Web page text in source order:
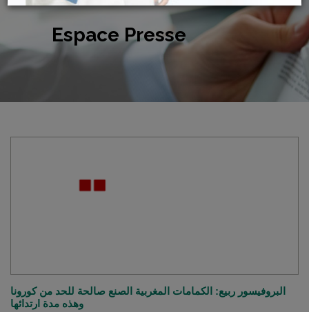
Espace Presse
البروفيسور ربيع: الكمامات المغربية الصنع صالحة للحد من كورونا
وهذه مدة ارتدائها